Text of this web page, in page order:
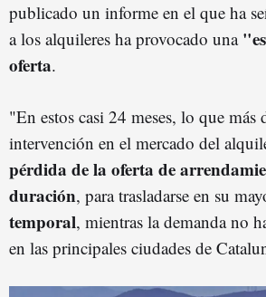
publicado un informe en el que ha
a los alquileres ha provocado una
oferta.
"En estos casi 24 meses, lo que más
intervención en el mercado del
pérdida de la oferta de
duración, para trasladarse en su
temporal, mientras la demanda no
en las principales ciudades de